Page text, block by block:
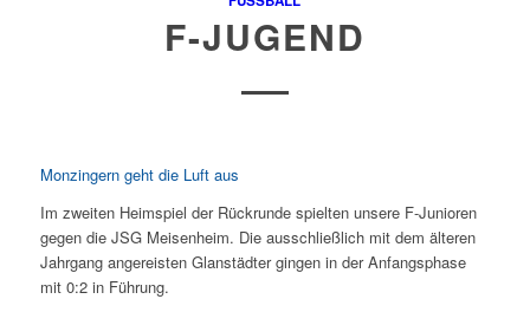
F-JUGEND
Monzingern geht die Luft aus
Im zweiten Heimspiel der Rückrunde spielten unsere F-Junioren
gegen die JSG Meisenheim. Die ausschließlich mit dem älteren
Jahrgang angereisten Glanstädter gingen in der Anfangsphase
mit 0:2 in Führung.